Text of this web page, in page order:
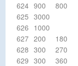
624 900
800
625 3000
626 1000
627 200
180
628 300
270
629 300
360